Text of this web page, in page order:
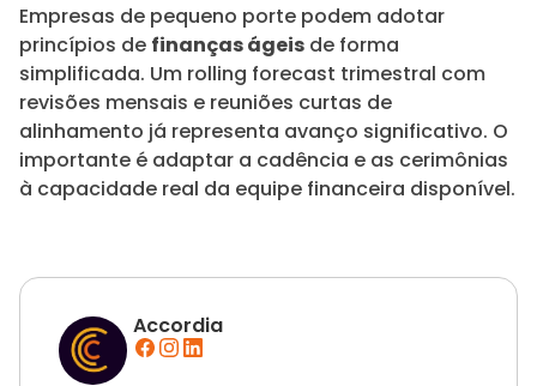
Empresas de pequeno porte podem adotar
princípios de finanças ágeis de forma
simplificada. Um rolling forecast trimestral com
revisões mensais e reuniões curtas de
alinhamento já representa avanço significativo. O
importante é adaptar a cadência e as cerimônias
à capacidade real da equipe financeira disponível.
Accordia